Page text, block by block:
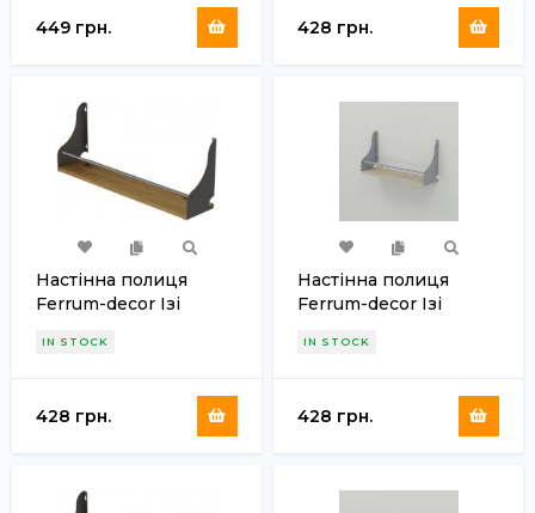
449 грн. 428 грн.
Настінна полиця
Ferrum-decor Ізі
Сірий ДСП Дуб
IN STOCK
428 грн.
Настінна полиця
Ferrum-decor Ізі
Сірий ДСП Сонома 16
IN STOCK
428 грн.